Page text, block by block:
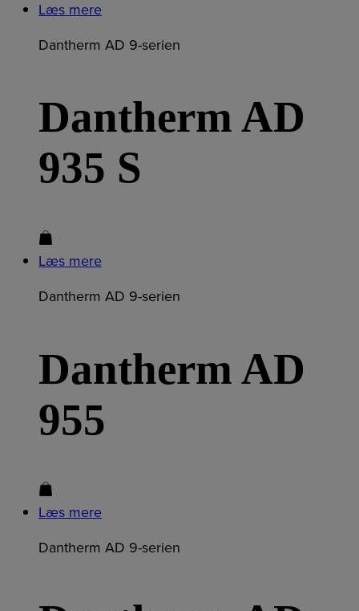
Læs mere
Dantherm AD 9-serien
Dantherm AD
935 S
Læs mere
Dantherm AD 9-serien
Dantherm AD
955
Læs mere
Dantherm AD 9-serien